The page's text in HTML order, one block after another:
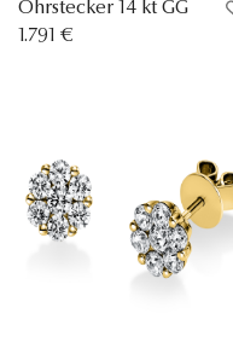
Ohrstecker 14 kt GG
1.791 €